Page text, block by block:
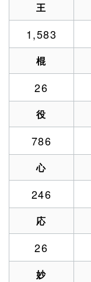
王
1,583
棍
26
役
786
心
246
応
26
妙